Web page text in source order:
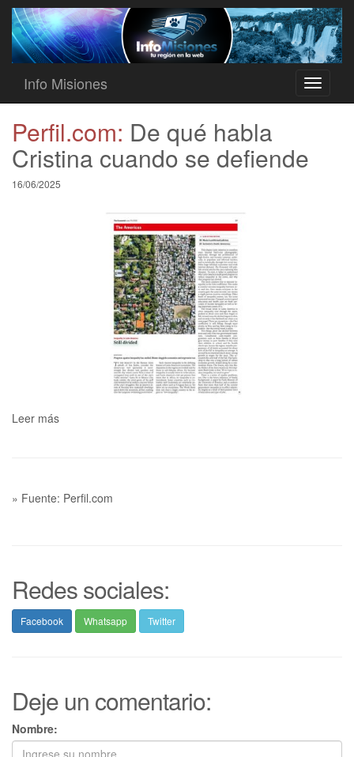
Toggle
Info Misiones
Perfil.com: De qué habla
Cristina cuando se defiende
16/06/2025
Leer más
» Fuente: Perfil.com
Redes sociales:
Facebook Whatsapp Twitter
Deje un comentario:
Nombre: